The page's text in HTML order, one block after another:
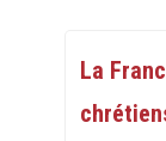
La